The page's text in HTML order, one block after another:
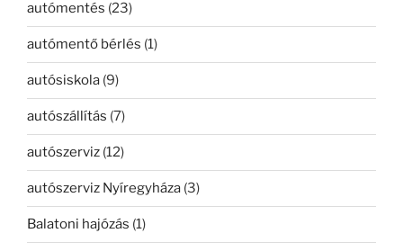
autómentés (23)
autómentő bérlés (1)
autósiskola (9)
autószállítás (7)
autószerviz (12)
autószerviz Nyíregyháza (3)
Balatoni hajózás (1)